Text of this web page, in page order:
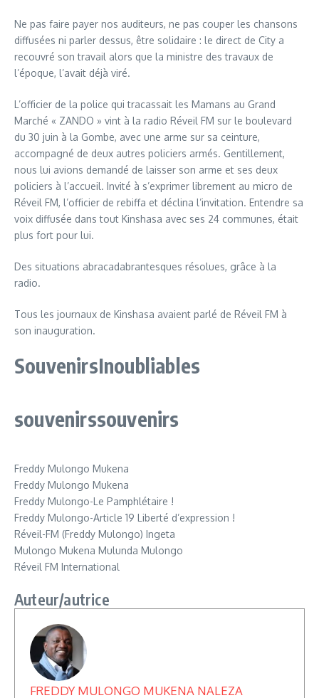
Ne pas faire payer nos auditeurs, ne pas couper les chansons
diffusées ni parler dessus, être solidaire : le direct de City a
recouvré son travail alors que la ministre des travaux de
l’époque, l’avait déjà viré.
L’officier de la police qui tracassait les Mamans au Grand
Marché « ZANDO » vint à la radio Réveil FM sur le boulevard
du 30 juin à la Gombe, avec une arme sur sa ceinture,
accompagné de deux autres policiers armés. Gentillement,
nous lui avions demandé de laisser son arme et ses deux
policiers à l’accueil. Invité à s’exprimer librement au micro de
Réveil FM, l’officier de rebiffa et déclina l’invitation. Entendre sa
voix diffusée dans tout Kinshasa avec ses 24 communes, était
plus fort pour lui.
Des situations abracadabrantesques résolues, grâce à la
radio.
Tous les journaux de Kinshasa avaient parlé de Réveil FM à
son inauguration.
SouvenirsInoubliables
souvenirssouvenirs
Freddy Mulongo Mukena
Freddy Mulongo Mukena
Freddy Mulongo-Le Pamphlétaire !
Freddy Mulongo-Article 19 Liberté d’expression !
Réveil-FM (Freddy Mulongo) Ingeta
Mulongo Mukena Mulunda Mulongo
Réveil FM International
Auteur/autrice
FREDDY MULONGO MUKENA NALEZA